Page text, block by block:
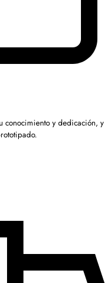
conocimiento y dedicación,